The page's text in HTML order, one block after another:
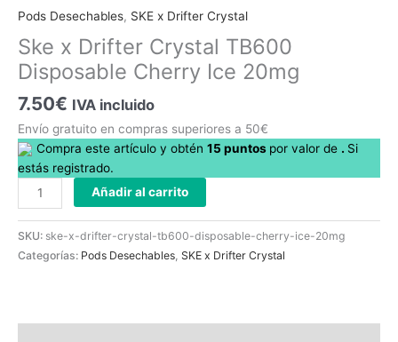
Pods Desechables, SKE x Drifter Crystal
Ske x Drifter Crystal TB600
Disposable Cherry Ice 20mg
7.50€ IVA incluido
Envío gratuito en compras superiores a 50€
Compra este artículo y obtén 15 puntos por valor de . Si
estás registrado.
Drifter
TB600
Disposable
Cherry
Ice
20mg
cantidad
Añadir al carrito
SKU: ske-x-drifter-crystal-tb600-disposable-cherry-ice-20mg
Categorías: Pods Desechables, SKE x Drifter Crystal